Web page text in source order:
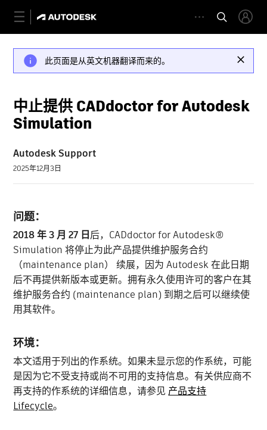
此页面是从英文机器翻译而来的。
中止提供 CADdoctor for Autodesk
Simulation
Autodesk Support
2025年12月3日
问题：
2018 年 3 月 27 日后，CADdoctor for Autodesk®
Simulation 将停止为此产品提供维护服务合约
（maintenance plan） 续展，因为 Autodesk 在此日期
后不再提供新版本或更新。拥有永久使用许可的客户在其
维护服务合约 (maintenance plan) 到期之后可以继续使
用其软件。
环境：
本文适用于列出的作系统。如果未显示您的作系统，可能
是因为它不受支持或尚不可用的支持信息。有关供应商不
再支持的作系统的详细信息，请参见 产品支持
Lifecycle。